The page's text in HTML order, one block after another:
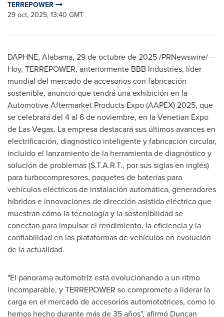
TERREPOWER
29 oct, 2025, 13:40 GMT
DAPHNE, Alabama, 29 de octubre de 2025/PRNewswire/ --
Hoy, TERREPOWER, anteriormente BBB Industries, líder
mundial del mercado de accesorios con fabricación
sostenible, anunció que tendrá una exhibición en la
Automotive Aftermarket Products Expo (AAPEX) 2025, que
se celebrará del 4 al 6 de noviembre, en la Venetian Expo
de Las Vegas. La empresa destacará sus últimos avances en
electrificación, diagnóstico inteligente y fabricación circular,
incluido el lanzamiento de la herramienta de diagnóstico y
solución de problemas (S.T.A.R.T., por sus siglas en inglés)
para turbocompresores, paquetes de baterías para
vehículos eléctricos de instalación automática, generadores
híbridos e innovaciones de dirección asistida eléctrica que
muestran cómo la tecnología y la sostenibilidad se
conectan para impulsar el rendimiento, la eficiencia y la
confiabilidad en las plataformas de vehículos en evolución
de la actualidad.
"El panorama automotriz está evolucionando a un ritmo
incomparable, y TERREPOWER se compromete a liderar la
carga en el mercado de accesorios automototrices, como lo
hemos hecho durante más de 35 años", afirmó Duncan